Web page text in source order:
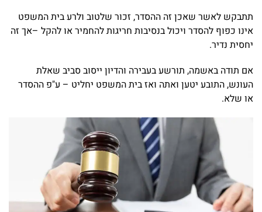
תתבקש לאשר שאכן זה ההסדר, זכור שלטוב ולרע בית המשפט
אינו כפוף להסדר ויכול בנסיבות חריגות להחמיר או להקל –אך זה
יחסית נדיר.
אם תודה באשמה, תורשע בעבירה והדיון ייסוב סביב שאלת
העונש, התובע יטען ואתה ואז בית המשפט יחליט – ע"פ ההסדר
או שלא.